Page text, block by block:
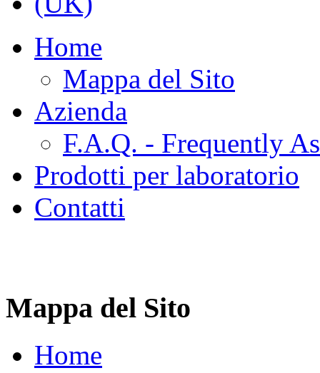
Home
Mappa del Sito
Azienda
F.A.Q. - Frequently
Prodotti per laboratorio
Contatti
Mappa del Sito
Home